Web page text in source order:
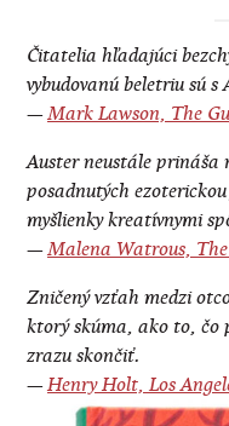
Čitatelia hľadajúci
vybudovanú beletriu sú s
—Mark Lawson, The
Auster neustále prináša
posadnutých
myšlienky kreatívnymi
—Malena Watrous,
Zničený vzťah medzi
ktorý skúma, ako to, čo
zrazu skončiť.
—Henry Holt, Los